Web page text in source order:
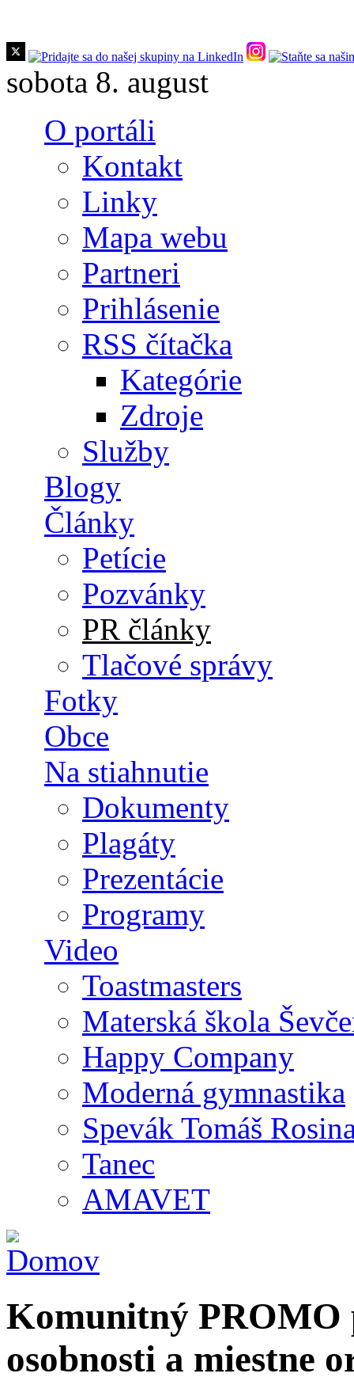
Skočiť na hlavný obsah
sobota 8. august
O portáli
Kontakt
Linky
Mapa webu
Partneri
Prihlásenie
RSS čítačka
Kategórie
Zdroje
Služby
Blogy
Články
Petície
Pozvánky
PR články
Tlačové správy
Fotky
Obce
Na stiahnutie
Dokumenty
Plagáty
Prezentácie
Programy
Video
Toastmasters
Materská škola
Happy Company
Moderná gymnastika
Spevák Tomáš
Tanec
AMAVET
Komunitný
osobnosti a miestne